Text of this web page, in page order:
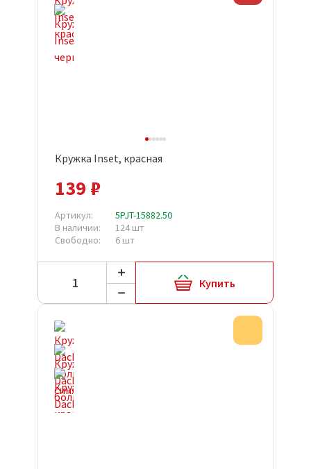
Кружка Inset, красная
139 ₽
Артикул:
5PJT-15882.50
В наличии:
124 шт
Свободно:
6 шт
Купить